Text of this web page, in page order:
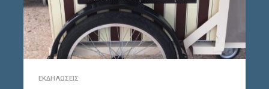
ΕΚΔΗΛΏΣΕΙΣ